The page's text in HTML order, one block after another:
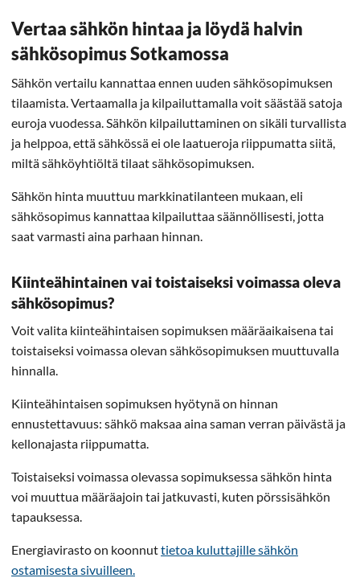
Vertaa sähkön hintaa ja löydä halvin
sähkösopimus Sotkamossa
Sähkön vertailu kannattaa ennen uuden sähkösopimuksen
tilaamista. Vertaamalla ja kilpailuttamalla voit säästää satoja
euroja vuodessa. Sähkön kilpailuttaminen on sikäli turvallista
ja helppoa, että sähkössä ei ole laatueroja riippumatta siitä,
miltä sähköyhtiöltä tilaat sähkösopimuksen.
Sähkön hinta muuttuu markkinatilanteen mukaan, eli
sähkösopimus kannattaa kilpailuttaa säännöllisesti, jotta
saat varmasti aina parhaan hinnan.
Kiinteähintainen vai toistaiseksi voimassa oleva
sähkösopimus?
Voit valita kiinteähintaisen sopimuksen määräaikaisena tai
toistaiseksi voimassa olevan sähkösopimuksen muuttuvalla
hinnalla.
Kiinteähintaisen sopimuksen hyötynä on hinnan
ennustettavuus: sähkö maksaa aina saman verran päivästä ja
kellonajasta riippumatta.
Toistaiseksi voimassa olevassa sopimuksessa sähkön hinta
voi muuttua määräajoin tai jatkuvasti, kuten pörssisähkön
tapauksessa.
Energiavirasto on koonnuttietoa kuluttajille sähkön
ostamisesta sivuilleen.